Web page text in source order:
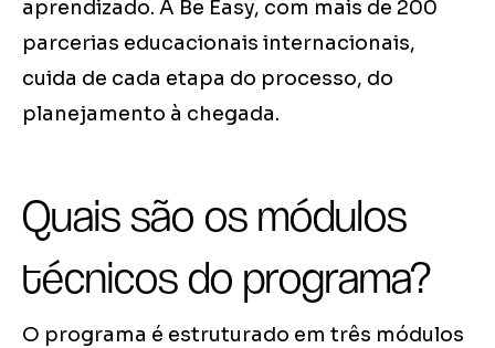
aprendizado. A Be Easy, com mais de 200
parcerias educacionais internacionais,
cuida de cada etapa do processo, do
planejamento à chegada.
Quais são os módulos
técnicos do programa?
O programa é estruturado em três módulos